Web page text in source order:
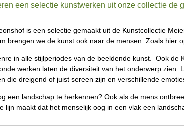
een selectie kunstwerken uit onze collectie de
is een selectie gemaakt uit de Kunstcollectie
brengen we de kunst ook naar de mensen. Zoals hier
in alle stijlperiodes van de beeldende kunst. Ook de
werken laten de diversiteit van het onderwerp zien.
die dreigend of juist sereen zijn en verschillende
een landschap te herkennen? Ook als de mens
lijn maakt dat het menselijk oog in een vlak een